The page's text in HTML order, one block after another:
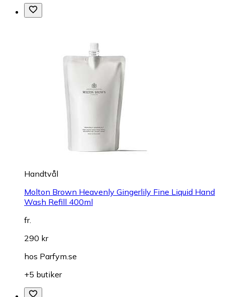
Handtvål
Molton Brown Heavenly Gingerlily Fine Liquid Hand
Wash Refill 400ml
fr.
290 kr
hos Parfym.se
+5 butiker